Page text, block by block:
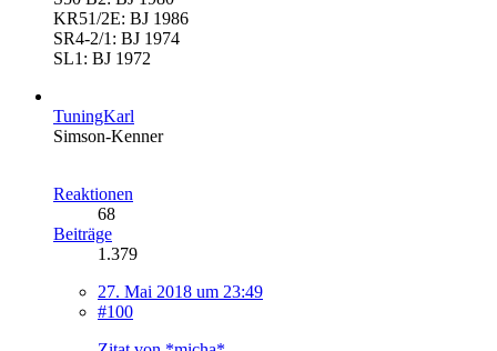
KR51/2E: BJ 1986
SR4-2/1: BJ 1974
SL1: BJ 1972
TuningKarl
Simson-Kenner
Reaktionen
68
Beiträge
1.379
27. Mai 2018 um 23:49
#100